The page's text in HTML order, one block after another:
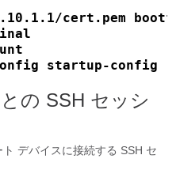
cert.pem
startup-config
の SSH セッシ
デバイスに接続する SSH セ